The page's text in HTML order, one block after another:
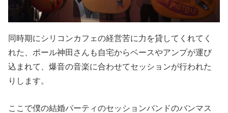
同時期にシリコンカフェの経営苦に力を貸してくれてく
れた、ポール神田さんも自宅からベースやアンプが運び
込まれて、爆音の音楽に合わせてセッションが行われた
りします。
ここで僕の結婚パーティのセッションバンドのバンマス